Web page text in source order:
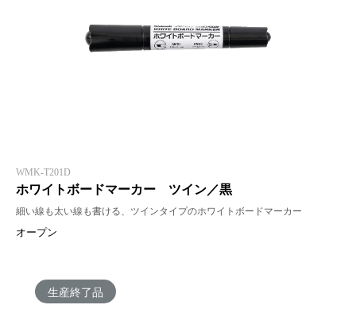
WMK-T201D
ホワイトボードマーカー ツイン／黒
細い線も太い線も書ける、ツインタイプのホワイトボードマーカー
オープン
生産終了品